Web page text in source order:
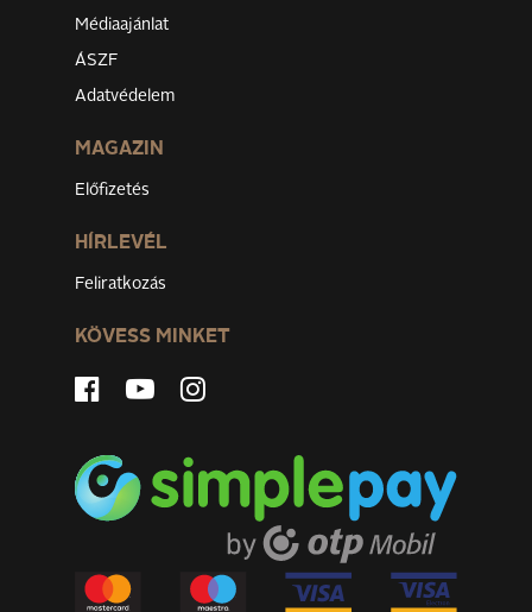
Médiaajánlat
ÁSZF
Adatvédelem
MAGAZIN
Előfizetés
HÍRLEVÉL
Feliratkozás
KÖVESS MINKET